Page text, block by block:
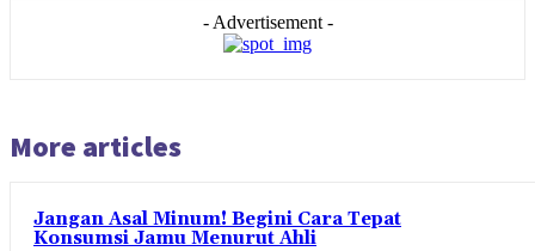
- Advertisement -
More articles
Jangan Asal Minum! Begini Cara Tepat
Konsumsi Jamu Menurut Ahli